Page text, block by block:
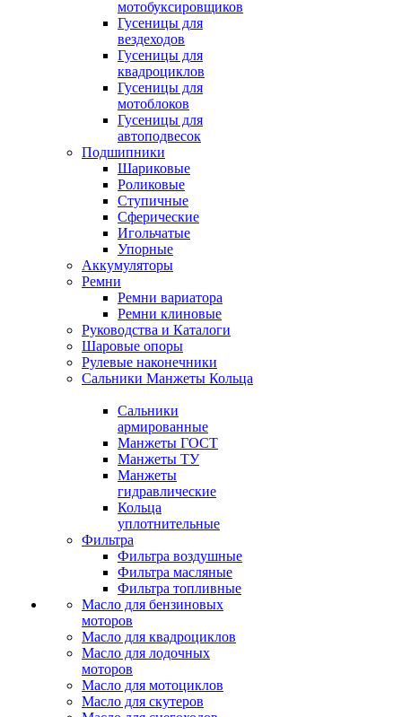
мотобуксировщиков
Гусеницы для
вездеходов
Гусеницы для
квадроциклов
Гусеницы для
мотоблоков
Гусеницы для
автоподвесок
Подшипники
Шариковые
Роликовые
Ступичные
Сферические
Игольчатые
Упорные
Аккумуляторы
Ремни
Ремни вариатора
Ремни клиновые
Руководства и Каталоги
Шаровые опоры
Рулевые наконечники
Сальники Манжеты Кольца
Сальники
армированные
Манжеты ГОСТ
Манжеты ТУ
Манжеты
гидравлические
Кольца
уплотнительные
Фильтра
Фильтра воздушные
Фильтра масляные
Фильтра топливные
Масло для бензиновых
моторов
Масло для квадроциклов
Масло для лодочных
моторов
Масло для мотоциклов
Масло для скутеров